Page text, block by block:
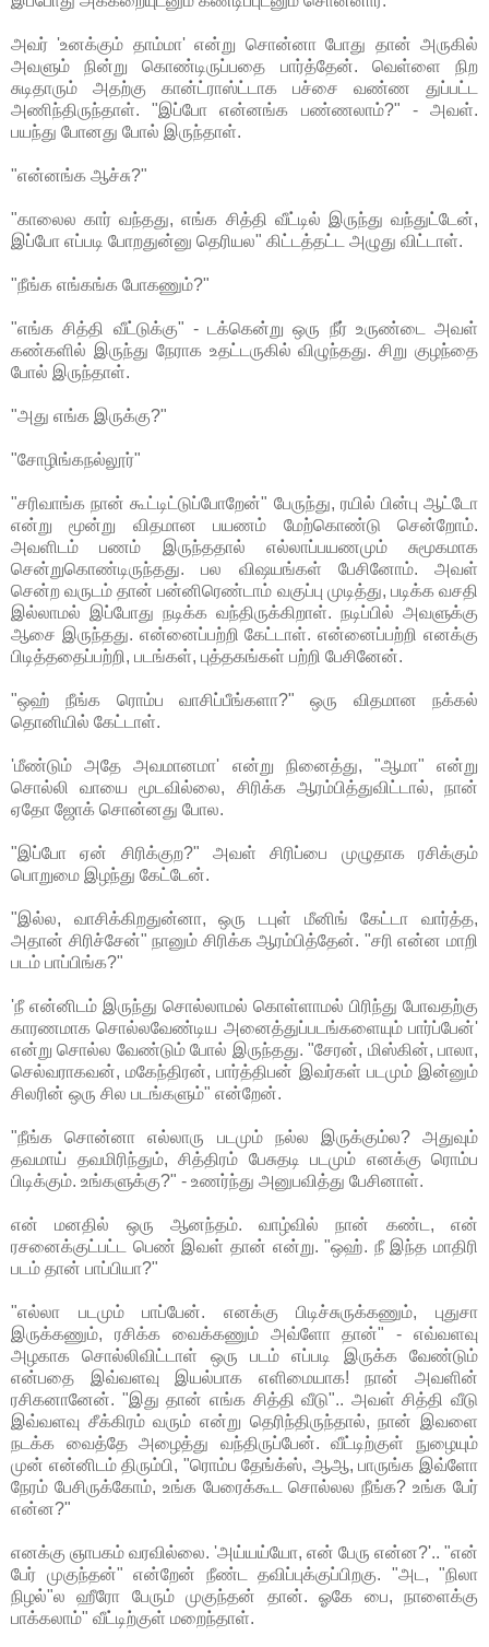
அவர் 'உனக்கும் தாம்மா' என்று சொன்னா போது தான் அருகில்
அவளும் நின்று கொண்டிருப்பதை பார்த்தேன். வெள்ளை நிற
சுடிதாரும் அதற்கு கான்ட்ராஸ்ட்டாக பச்சை வண்ண துப்பட்ட
அணிந்திருந்தாள். "இப்போ என்னங்க பண்ணலாம்?" - அவள்.
பயந்து போனது போல் இருந்தாள்.
"என்னங்க ஆச்சு?"
"காலைல கார் வந்தது, எங்க சித்தி வீட்டில் இருந்து வந்துட்டேன்,
இப்போ எப்படி போறதுன்னு தெரியல" கிட்டத்தட்ட அழுது விட்டாள்.
"நீங்க எங்கங்க போகணும்?"
"எங்க சித்தி வீட்டுக்கு" - டக்கென்று ஒரு நீர் உருண்டை அவள்
கண்களில் இருந்து நேராக உதட்டருகில் விழுந்தது. சிறு குழந்தை
போல் இருந்தாள்.
"அது எங்க இருக்கு?"
"சோழிங்கநல்லூர்"
"சரிவாங்க நான் கூட்டிட்டுப்போறேன்" பேருந்து, ரயில் பின்பு ஆட்டோ
என்று மூன்று விதமான பயணம் மேற்கொண்டு சென்றோம்.
அவளிடம் பணம் இருந்ததால் எல்லாப்பயணமும் சுமூகமாக
சென்றுகொண்டிருந்தது. பல விஷயங்கள் பேசினோம். அவள்
சென்ற வருடம் தான் பன்னிரெண்டாம் வகுப்பு முடித்து, படிக்க வசதி
இல்லாமல் இப்போது நடிக்க வந்திருக்கிறாள். நடிப்பில் அவளுக்கு
ஆசை இருந்தது. என்னைப்பற்றி கேட்டாள். என்னைப்பற்றி எனக்கு
பிடித்ததைப்பற்றி, படங்கள், புத்தகங்கள் பற்றி பேசினேன்.
"ஒஹ் நீங்க ரொம்ப வாசிப்பீங்களா?" ஒரு விதமான நக்கல்
தொனியில் கேட்டாள்.
'மீண்டும் அதே அவமானமா' என்று நினைத்து, "ஆமா" என்று
சொல்லி வாயை மூடவில்லை, சிரிக்க ஆரம்பித்துவிட்டால், நான்
ஏதோ ஜோக் சொன்னது போல.
"இப்போ ஏன் சிரிக்குற?" அவள் சிரிப்பை முழுதாக ரசிக்கும்
பொறுமை இழந்து கேட்டேன்.
"இல்ல, வாசிக்கிறதுன்னா, ஒரு டபுள் மீனிங் கேட்டா வார்த்த,
அதான் சிரிச்சேன்" நானும் சிரிக்க ஆரம்பித்தேன். "சரி என்ன மாறி
படம் பாப்பிங்க?"
'நீ என்னிடம் இருந்து சொல்லாமல் கொள்ளாமல் பிரிந்து போவதற்கு
காரணமாக சொல்லவேண்டிய அனைத்துப்படங்களையும் பார்ப்பேன்'
என்று சொல்ல வேண்டும் போல் இருந்தது. "சேரன், மிஸ்கின், பாலா,
செல்வராகவன், மகேந்திரன், பார்த்திபன் இவர்கள் படமும் இன்னும்
சிலரின் ஒரு சில படங்களும்" என்றேன்.
"நீங்க சொன்னா எல்லாரு படமும் நல்ல இருக்கும்ல? அதுவும்
தவமாய் தவமிரிந்தும், சித்திரம் பேசுதடி படமும் எனக்கு ரொம்ப
பிடிக்கும். உங்களுக்கு?" - உணர்ந்து அனுபவித்து பேசினாள்.
என் மனதில் ஒரு ஆனந்தம். வாழ்வில் நான் கண்ட, என்
ரசனைக்குட்பட்ட பெண் இவள் தான் என்று. "ஒஹ். நீ இந்த மாதிரி
படம் தான் பாப்பியா?"
"எல்லா படமும் பாப்பேன். எனக்கு பிடிச்சுருக்கணும், புதுசா
இருக்கணும், ரசிக்க வைக்கணும் அவ்ளோ தான்" - எவ்வளவு
அழகாக சொல்லிவிட்டாள் ஒரு படம் எப்படி இருக்க வேண்டும்
என்பதை இவ்வளவு இயல்பாக எளிமையாக! நான் அவளின்
ரசிகனானேன். "இது தான் எங்க சித்தி வீடு".. அவள் சித்தி வீடு
இவ்வளவு சீக்கிரம் வரும் என்று தெரிந்திருந்தால், நான் இவளை
நடக்க வைத்தே அழைத்து வந்திருப்பேன். வீட்டிற்குள் நுழையும்
முன் என்னிடம் திரும்பி, "ரொம்ப தேங்க்ஸ், ஆஆ, பாருங்க இவ்ளோ
நேரம் பேசிருக்கோம், உங்க பேரைக்கூட சொல்லல நீங்க? உங்க பேர்
என்ன?"
எனக்கு ஞாபகம் வரவில்லை. 'அய்யய்யோ, என் பேரு என்ன?'.. "என்
பேர் முகுந்தன்" என்றேன் நீண்ட தவிப்புக்குப்பிறகு. "அட, "நிலா
நிழல்"ல ஹீரோ பேரும் முகுந்தன் தான். ஓகே பை, நாளைக்கு
பாக்கலாம்" வீட்டிற்குள் மறைந்தாள்.